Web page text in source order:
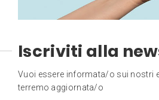
Iscriviti alla
Vuoi essere informata/o sui nostri
terremo aggiornata/o